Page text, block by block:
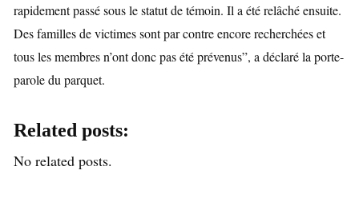
rapidement passé sous le statut de témoin. Il a été relâché ensuite.
Des familles de victimes sont par contre encore recherchées et
tous les membres n’ont donc pas été prévenus”, a déclaré la porte-
parole du parquet.
Related posts:
No related posts.